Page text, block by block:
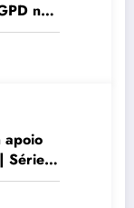
no
apoio
Série